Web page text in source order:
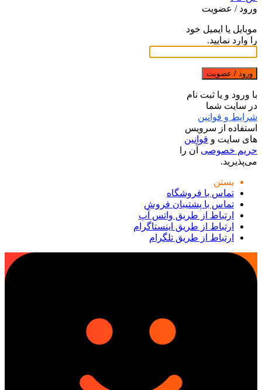
ورود / عضویت
موبایل یا ایمیل خود
را وارد نمایید.
ورود / عضویت
با ورود و یا ثبت نام
در سایت شما
شرایط و قوانین
استفاده از سرویس
های سایت و قوانین
حریم خصوصی آن را
می‌پذیرید.
بستن
تماس با فروشگاه
تماس با پشتیبان فروش
ارتباط از طریق واتس آپ
ارتباط از طریق اینستاگرام
ارتباط از طریق تلگرام